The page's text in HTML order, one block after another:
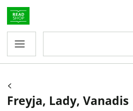
Freyja, Lady, Vanadis